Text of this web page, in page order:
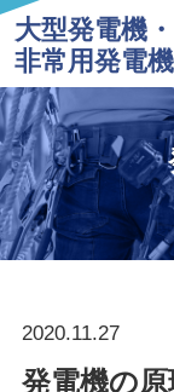
大型発電機・
非常用発電
2020.11.27
発電機の